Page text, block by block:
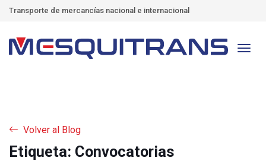
Transporte de mercancías nacional e internacional
Volver al Blog
Etiqueta: Convocatorias